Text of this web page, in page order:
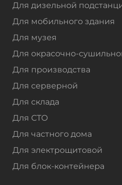
Для дизельной
Для мобильного здания
Для музея
Для окрасочно-
Для производства
Для серверной
Для склада
Для СТО
Для частного дома
Для электрощитовой
Для блок-контейнера